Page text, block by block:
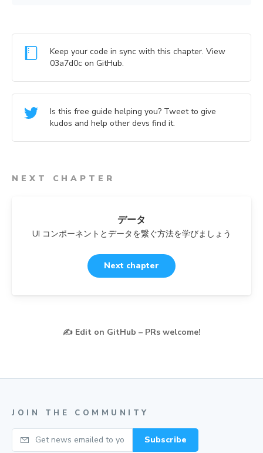
Keep your code in sync with this chapter. View
03a7d0c on GitHub.
Is this free guide helping you? Tweet to give
kudos and help other devs find it.
NEXT CHAPTER
データ
UI コンポーネントとデータを繋ぐ方法を学びましょう
Next chapter
✍️ Edit on GitHub – PRs welcome!
JOIN THE COMMUNITY
Your email Subscribe